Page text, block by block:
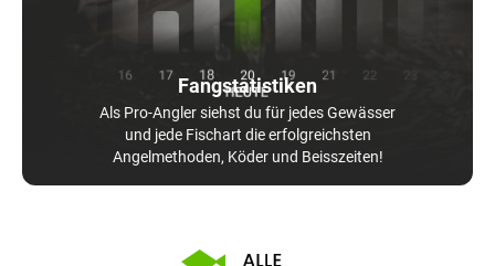
Fangstatistiken
Als Pro-Angler siehst du für jedes Gewässer
und jede Fischart die erfolgreichsten
Angelmethoden, Köder und Beisszeiten!